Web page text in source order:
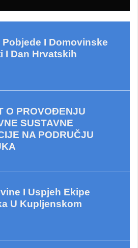
Pobjede I Domovinske
I Dan Hrvatskih
O PROVOĐENJU
SUSTAVNE
NA PODRUČJU
I Uspjeh Ekipe
U Kupljenskom